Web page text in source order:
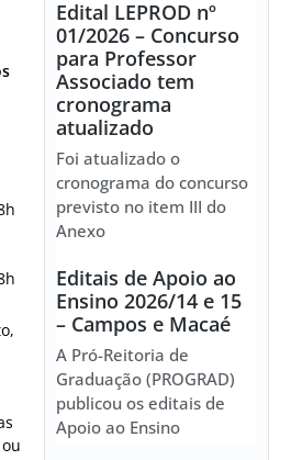
Edital LEPROD nº
01/2026 – Concurso
para Professor
Associado tem
cronograma
atualizado
Foi atualizado o
cronograma do concurso
previsto no item III do
Anexo
Editais de Apoio ao
Ensino 2026/14 e 15
– Campos e Macaé
A Pró-Reitoria de
Graduação (PROGRAD)
publicou os editais de
Apoio ao Ensino